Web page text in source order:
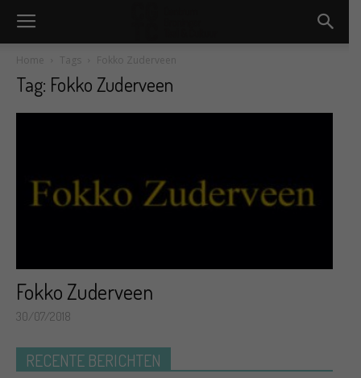
Home Tags Fokko Zuderveen
Tag: Fokko Zuderveen
Fokko Zuderveen
30/07/2018
RECENTE BERICHTEN